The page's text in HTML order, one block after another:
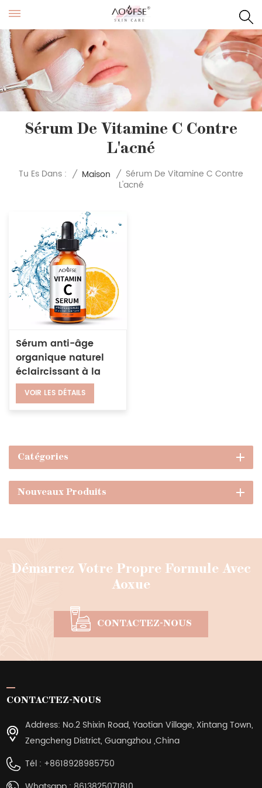
Sérum De Vitamine C Contre
L'acné
Tu Es Dans : / Maison / Sérum De Vitamine C Contre
L'acné
Sérum anti-âge
organique naturel
éclaircissant à la
vitamine C pure
pour le visage avec
VOIR LES DÉTAILS
Catégories
Nouveaux Produits
Démarrez Votre Propre Formule Avec
Aoxue
CONTACTEZ-NOUS
CONTACTEZ-NOUS
Address: No.2 Shixin Road, Yaotian Village, Xintang Town,
Zengcheng District, Guangzhou ,China
Tél : +8618928985750